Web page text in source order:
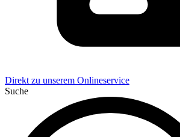
Direkt zu unserem Onlineservice
Suche